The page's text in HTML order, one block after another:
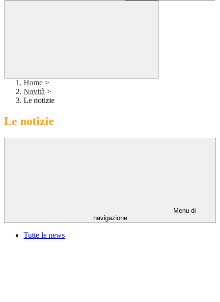
Home >
Novità >
Le notizie
Le notizie
Menu di
navigazione
Tutte le news